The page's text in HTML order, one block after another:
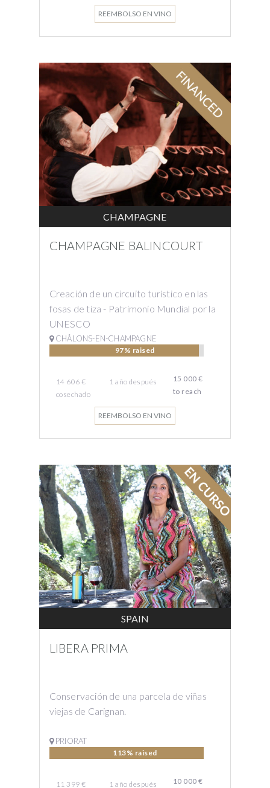
REEMBOLSO EN VINO
CHAMPAGNE
CHAMPAGNE BALINCOURT
Creación de un circuito turístico en las
fosas de tiza - Patrimonio Mundial por la
UNESCO
CHÂLONS-EN-CHAMPAGNE
97% raised
14 606 €
cosechado
1 año después
15 000 €
to reach
REEMBOLSO EN VINO
SPAIN
LIBERA PRIMA
Conservación de una parcela de viñas
viejas de Carignan.
PRIORAT
113% raised
11 399 € 1 año después 10 000 €